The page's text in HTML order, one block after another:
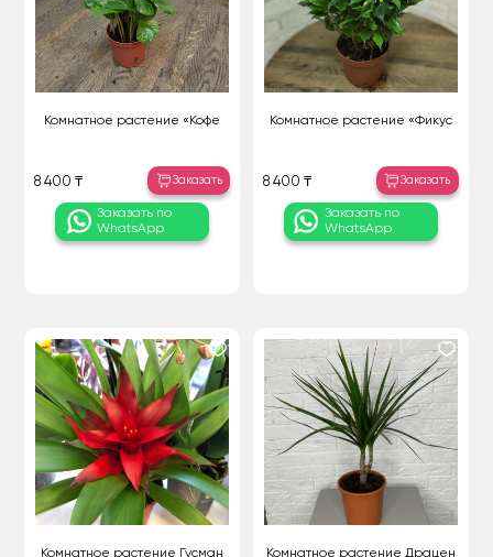
Комнатное растение «Кофе
8 400 ₸ Заказать
Заказать по
WhatsApp
Комнатное растение «Фикус
8 400 ₸ Заказать
Заказать по
WhatsApp
Комнатное растение Гусман Комнатное растение Драцен